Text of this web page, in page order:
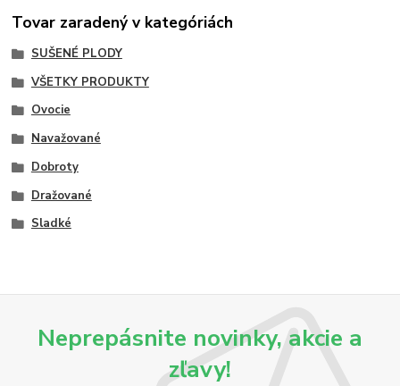
Tovar zaradený v kategóriách
SUŠENÉ PLODY
VŠETKY PRODUKTY
Ovocie
Navažované
Dobroty
Dražované
Sladké
Neprepásnite novinky, akcie a
zľavy!